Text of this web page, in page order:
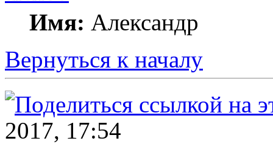
Имя: Александр
Вернуться к началу
2017, 17:54